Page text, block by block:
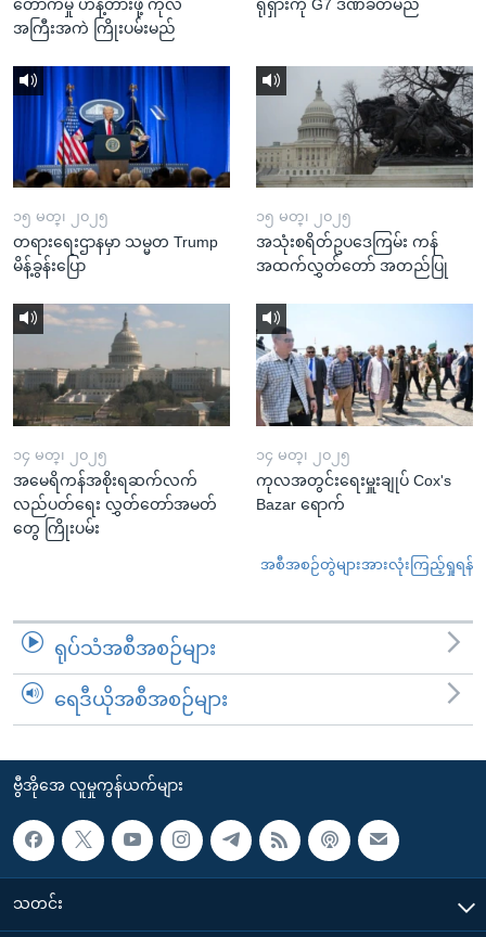
တောက်မှု ဟန့်တားဖို့ ကုလ
အကြီးအကဲ ကြိုးပမ်းမည်
ရုရှားကို G7 ဒဏ်ခတ်မည်
၁၅ မတ္၊ ၂၀၂၅
တရားရေးဌာနမှာ သမ္မတ Trump
မိန့်ခွန်းပြော
၁၅ မတ္၊ ၂၀၂၅
အသုံးစရိတ်ဥပဒေကြမ်း ကန်
အထက်လွှတ်တော် အတည်ပြု
၁၄ မတ္၊ ၂၀၂၅
အမေရိကန်အစိုးရဆက်လက်
လည်ပတ်ရေး လွှတ်တော်အမတ်
တွေ ကြိုးပမ်း
၁၄ မတ္၊ ၂၀၂၅
ကုလအတွင်းရေးမှူးချုပ် Cox's
Bazar ရောက်
အစီအစဉ်တွဲများအားလုံးကြည့်ရှုရန်
ရုပ်သံအစီအစဉ်များ
ရေဒီယိုအစီအစဉ်များ
ဗွီအိုအေ လူမှုကွန်ယက်များ
သတင်း